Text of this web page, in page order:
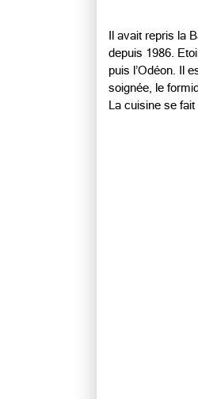
Il avait repris la
depuis 1986.
puis l’Odéon. Il
soignée, le
La cuisine se